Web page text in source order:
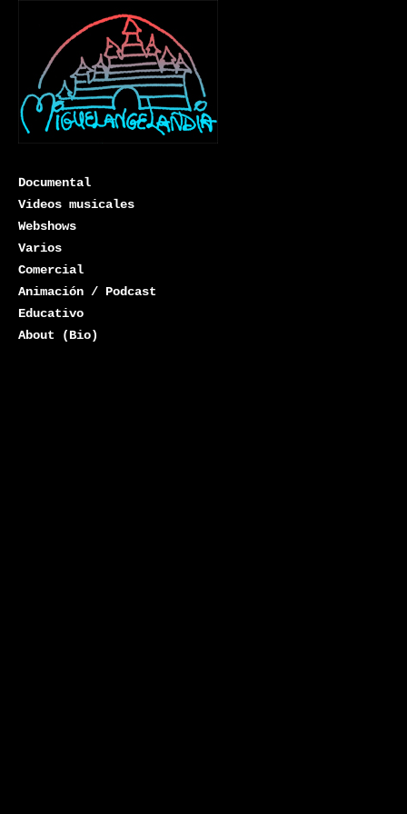
Miguelangelandia
Documental
Videos musicales
Webshows
Varios
Comercial
Animación / Podcast
Educativo
About (Bio)